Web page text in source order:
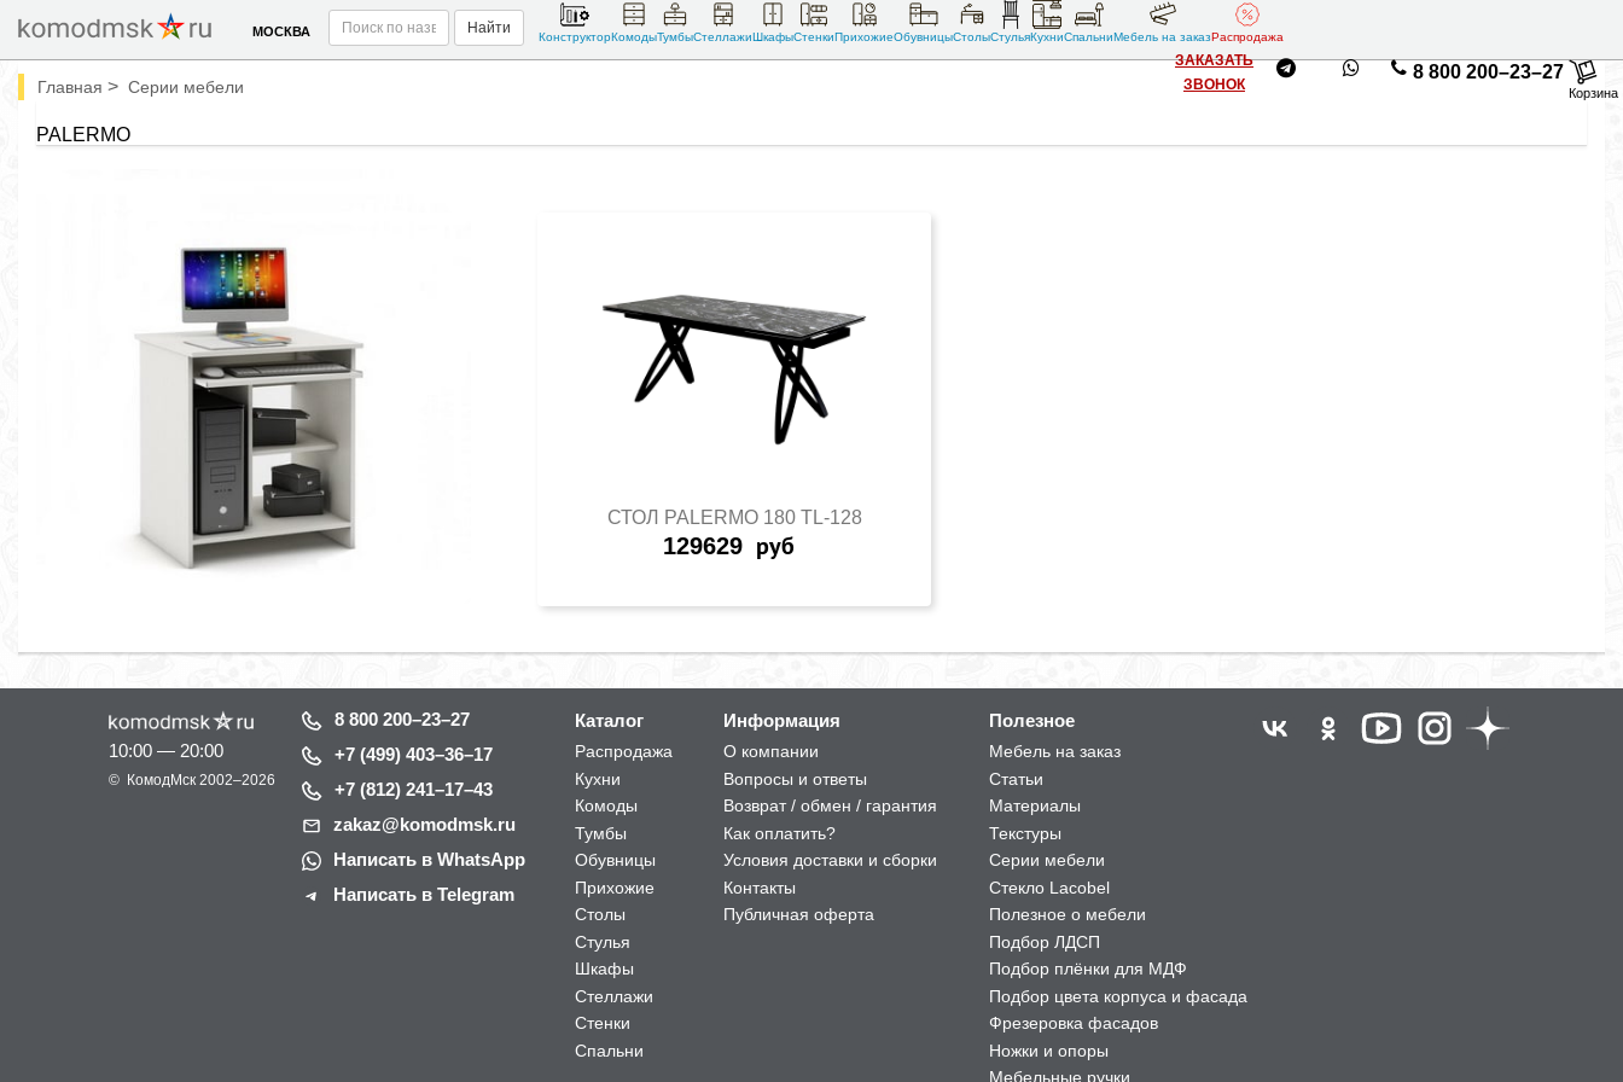
МОСКВА Найти
КонструкторКомодыТумбыСтеллажиШкафыСтенкиПрихожиеОбувницыСтолыСтульяКухниСпальниМебель на заказРаспродажа
ЗАКАЗАТЬ
ЗВОНОК
8 800 200–23–27
Корзина
Главная > Серии мебели
PALERMO
СТОЛ PALERMO 180 TL-128
129629 руб
10:00 — 20:00
© КомодМск 2002–2026
8 800 200–23–27
+7 (499) 403–36–17
+7 (812) 241–17–43
zakaz@komodmsk.ru
Написать в WhatsApp
Написать в Telegram
Каталог
Распродажа
Кухни
Комоды
Тумбы
Обувницы
Прихожие
Столы
Стулья
Шкафы
Стеллажи
Стенки
Спальни
Информация
О компании
Вопросы и ответы
Возврат / обмен / гарантия
Как оплатить?
Условия доставки и сборки
Контакты
Публичная оферта
Полезное
Мебель на заказ
Статьи
Материалы
Текстуры
Серии мебели
Стекло Lacobel
Полезное о мебели
Подбор ЛДСП
Подбор плёнки для МДФ
Подбор цвета корпуса и фасада
Фрезеровка фасадов
Ножки и опоры
Мебельные ручки